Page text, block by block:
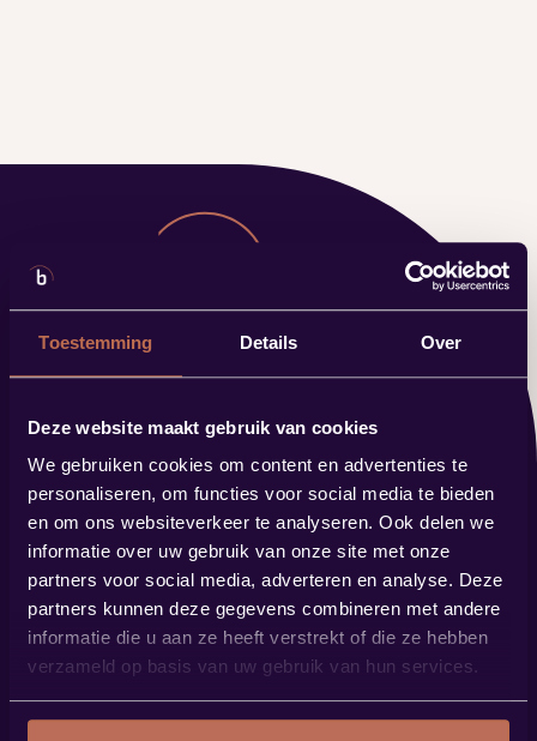
Toestemming Details Over
Deze website maakt gebruik van cookies
We gebruiken cookies om content en advertenties te
personaliseren, om functies voor social media te bieden
en om ons websiteverkeer te analyseren. Ook delen we
informatie over uw gebruik van onze site met onze
partners voor social media, adverteren en analyse. Deze
partners kunnen deze gegevens combineren met andere
informatie die u aan ze heeft verstrekt of die ze hebben
verzameld op basis van uw gebruik van hun services.
Contact
verkoop@bestbybest.nl
0485 57 14 88
Showroom
Steenstraat 144
5831 JK Boxmeer
Plan je route